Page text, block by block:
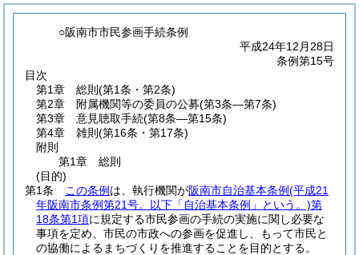
○阪南市市民参画手続条例
平成24年12月28日
条例第15号
目次
第1章
総則 (第1条・第2条)
第2章
附属機関等の委員の公募(第3条―第7条)
第3章
意見聴取手続(第8条―第15条)
第4章
雑則 (第16条・第17条)
附則
第1章
総則
(目的)
第1条
この条例 は、執行機関が阪南市自治基本条例(平成21
年阪南市条例第21号。以下「自治基本条例」という。)第
18条第1項に規定する市民参画の手続の実施に関し必要な
事項を定め、市民の市政への参画を促進し、もって市民と
の協働によるまちづくりを推進することを目的とする。